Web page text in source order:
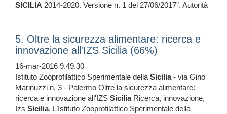
SICILIA 2014-2020. Versione n. 1 del 27/06/2017”. Autorità
5. Oltre la sicurezza alimentare: ricerca e
innovazione all'IZS Sicilia (66%)
16-mar-2016 9.49.30
Istituto Zooprofilattico Sperimentale dellaSicilia- via Gino
Marinuzzi n. 3 - Palermo Oltre la sicurezza alimentare:
ricerca e innovazione all'IZS SiciliaRicerca, innovazione,
Izs Sicilia, L’Istituto Zooprofilattico Sperimentale della